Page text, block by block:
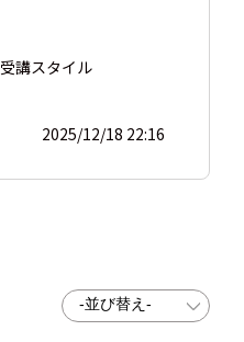
受講スタイル
2025/12/18 22:16